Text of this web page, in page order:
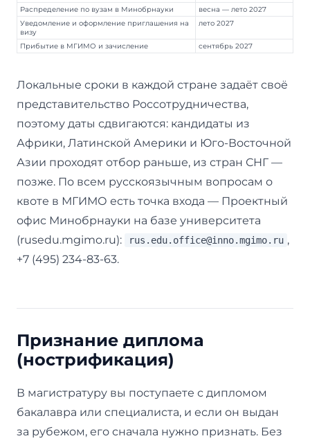
Распределение по вузам в Минобрнауки
весна — лето 2027
Уведомление и оформление приглашения на
визу
лето 2027
Прибытие в МГИМО и зачисление сентябрь 2027
Локальные сроки в каждой стране задаёт своё
представительство Россотрудничества,
поэтому даты сдвигаются: кандидаты из
Африки, Латинской Америки и Юго-Восточной
Азии проходят отбор раньше, из стран СНГ —
позже. По всем русскоязычным вопросам о
квоте в МГИМО есть точка входа — Проектный
офис Минобрнауки на базе университета
(rusedu.mgimo.ru):
rus.edu.office@inno.mgimo.ru ,
+7 (495) 234-83-63.
Признание диплома
(нострификация)
В магистратуру вы поступаете с дипломом
бакалавра или специалиста, и если он выдан
за рубежом, его сначала нужно признать. Без